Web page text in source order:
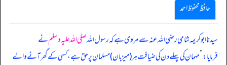
حافظ محفوظ احمد
سیدنا ابوکریمہ شامی رضی اللہ عنہ سے مروی ہے کہ رسول اللہصلی اللہ علیہ وسلمنے
فرمایا:”مہمان کی پہلے دن کی ضیافت ہر (‏‏‏‏میزبان) مسلمان پر حق ہے، کسی کے گھر آنے والے